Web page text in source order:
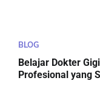
BLOG
Belajar Dokter
Profesional yang